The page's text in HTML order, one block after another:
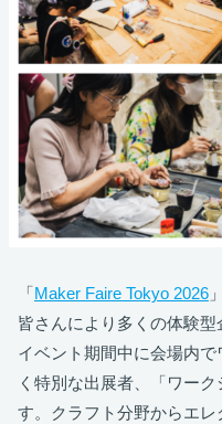
「Maker Faire Tokyo 2026
皆さんにより多くの体験型
イベント期間中に会場内
く特別な出展者、「ワー
す。クラフト分野からエ